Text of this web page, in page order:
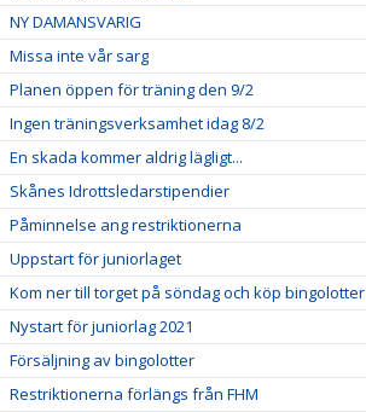
NY DAMANSVARIG
Missa inte vår sarg
Planen öppen för träning den 9/2
Ingen träningsverksamhet idag 8/2
En skada kommer aldrig lägligt...
Skånes Idrottsledarstipendier
Påminnelse ang restriktionerna
Uppstart för juniorlaget
Kom ner till torget på söndag och köp bingolotter
Nystart för juniorlag 2021
Försäljning av bingolotter
Restriktionerna förlängs från FHM